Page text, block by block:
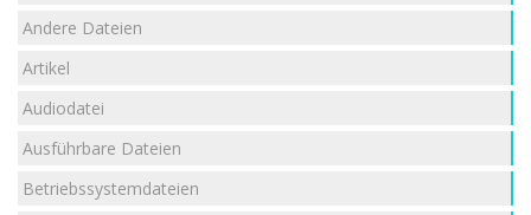
Andere Dateien
Artikel
Audiodatei
Ausführbare Dateien
Betriebssystemdateien